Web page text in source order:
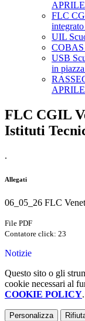
FLC
UIL
COBAS
USB
in
FLC CGIL
Istituti
.
Allegati
06_05_26 FLC
File PDF
Contatore click: 23
Notizie
Questo sito o gli
cookie necessari al
COOKIE POLICY.
Personalizza